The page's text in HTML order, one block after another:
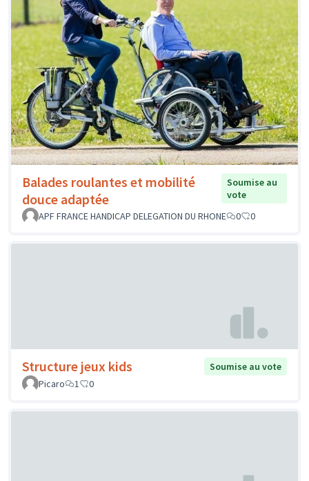
Balades roulantes et mobilité
douce adaptée
Soumise au
vote
APF FRANCE HANDICAP DELEGATION DU RHONE
0 0
Structure jeux kids
Soumise au vote
Picaro
1 0